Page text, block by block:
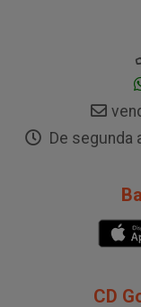
De segunda
CD